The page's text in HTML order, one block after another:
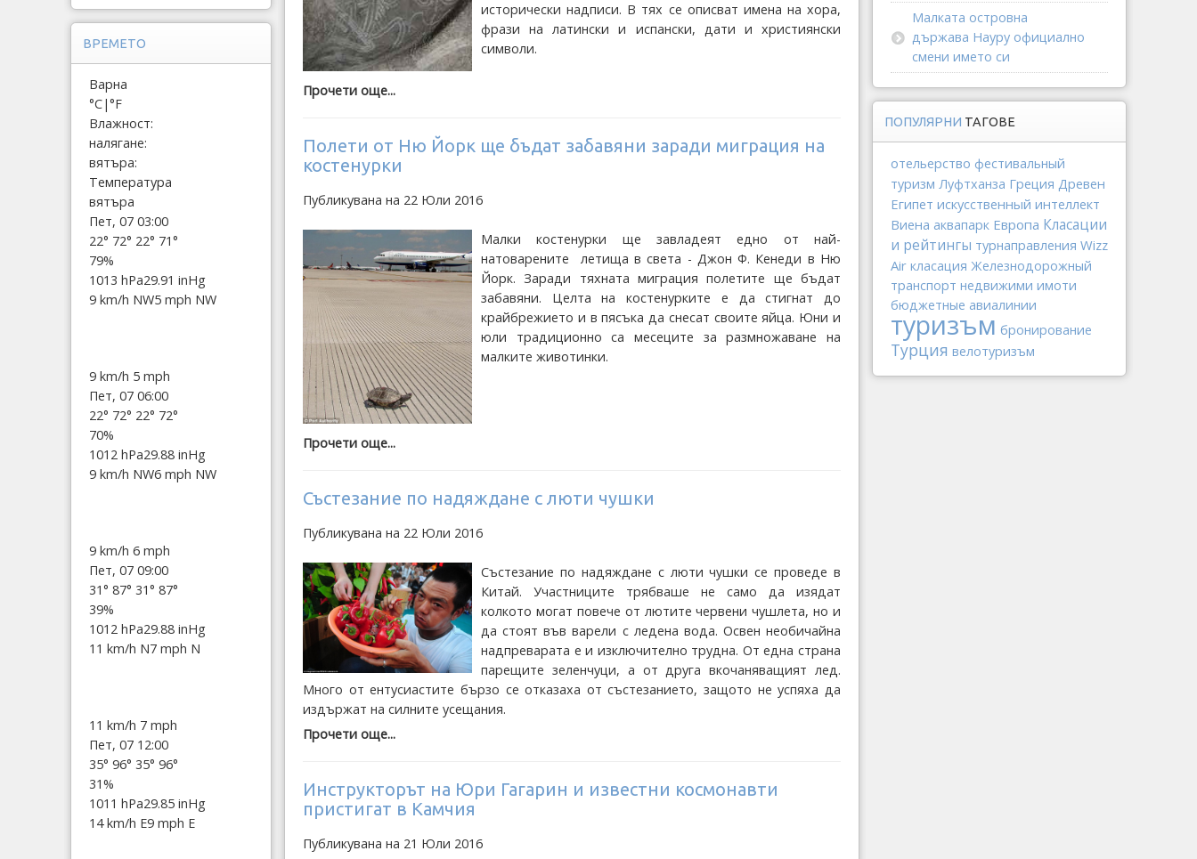
исторически надписи. В тях се описват имена на хора,
фрази на латински и испански, дати и християнски
символи.
Прочети още...
Полети от Ню Йорк ще бъдат забавяни заради миграция на
костенурки
Публикувана на 22 Юли 2016
Малки костенурки ще завладеят едно от най-
натоварените летища в света - Джон Ф. Кенеди в Ню
Йорк. Заради тяхната миграция полетите ще бъдат
забавяни. Целта на костенурките е да стигнат до
крайбрежието и в пясъка да снесат своите яйца. Юни и
юли традиционно са месеците за размножаване на
малките животинки.
Прочети още...
Състезание по надяждане с люти чушки
Публикувана на 22 Юли 2016
Състезание по надяждане с люти чушки се проведе в
Китай. Участниците трябваше не само да изядат
колкото могат повече от лютите червени чушлета, но и
да стоят във варели с ледена вода. Освен необичайна
надпреварата е и изключително трудна. От една страна
парещите зеленчуци, а от друга вкочаняващият лед.
Много от ентусиастите бързо се отказаха от състезанието, защото не успяха да
издържат на силните усещания.
Прочети още...
Инструктoрът на Юри Гагарин и известни космонавти
пристигат в Камчия
Публикувана на 21 Юли 2016
ВРЕМЕТО
Варна
°C|°F
Влажност:
налягане:
вятъра:
Температура
вятъра
Пет, 07 03:00
22° 72° 22° 71°
79%
1013 hPa29.91 inHg
9 km/h NW5 mph NW
9 km/h 5 mph
Пет, 07 06:00
22° 72° 22° 72°
70%
1012 hPa29.88 inHg
9 km/h NW6 mph NW
9 km/h 6 mph
Пет, 07 09:00
31° 87° 31° 87°
39%
1012 hPa29.88 inHg
11 km/h N7 mph N
11 km/h 7 mph
Пет, 07 12:00
35° 96° 35° 96°
31%
1011 hPa29.85 inHg
14 km/h E9 mph E
Малката островна
държава Науру официално
смени името си
ПОПУЛЯРНИ ТАГОВЕ
отельерство фестивальный
туризм Луфтханза Греция Древен
Египет искусственный интеллект
Виена аквапарк Европа Класации
и рейтингы турнаправления Wizz
Air класация Железнодорожный
транспорт недвижими имоти
бюджетные авиалинии
туризъм бронирование
Турция велотуризъм